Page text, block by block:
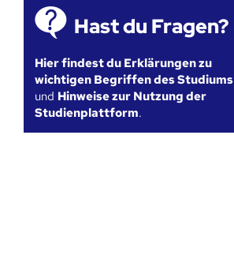
Hast du Fragen?
Hier findest du Erklärungen zu
wichtigen Begriffen des Studiums
und Hinweise zur Nutzung der
Studienplattform.